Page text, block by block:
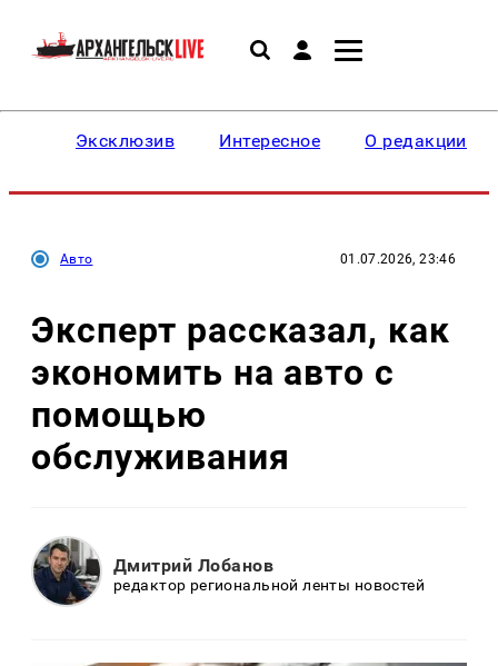
Эксклюзив Интересное О редакции
Авто 01.07.2026, 23:46
Эксперт рассказал, как
экономить на авто с
помощью
обслуживания
Дмитрий Лобанов
редактор региональной ленты новостей